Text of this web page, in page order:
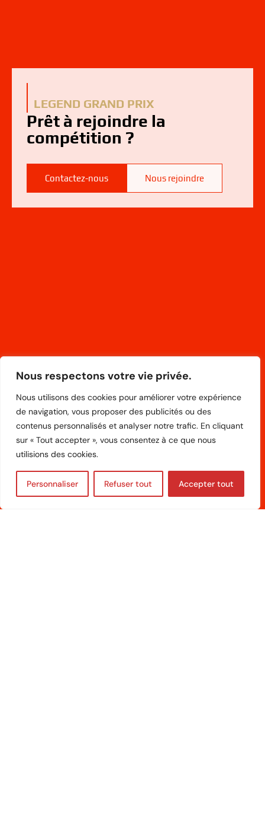
Nous respectons votre vie privée.
Nous utilisons des cookies pour améliorer votre expérience
de navigation, vous proposer des publicités ou des
contenus personnalisés et analyser notre trafic. En cliquant
sur « Tout accepter », vous consentez à ce que nous
utilisions des cookies.
Personnaliser Refuser tout Accepter tout
LEGEND GRAND PRIX
Prêt à rejoindre la
compétition ?
Contactez-nous Nous rejoindre
06 09 70 12 54
CONTACTEZ-NOUS